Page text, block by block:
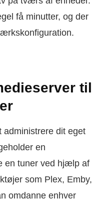
få minutter, og der
til
dit eget
en
en tuner ved hjælp af
som Plex, Emby,
omdanne enhver